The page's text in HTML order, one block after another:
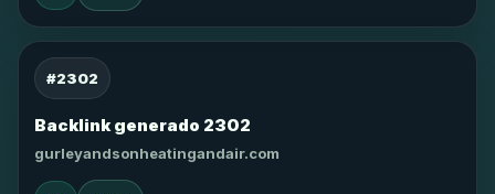
#2302
Backlink generado 2302
gurleyandsonheatingandair.com